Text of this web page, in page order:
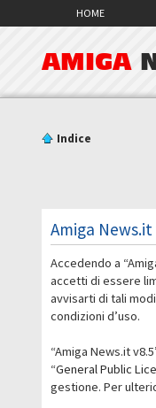
HOME
AMIGA
Indice
Amiga
Accedendo a
accetti di essere
avvisarti di tali
condizioni d’uso.
“Amiga News.it
“General Public
gestione. Per